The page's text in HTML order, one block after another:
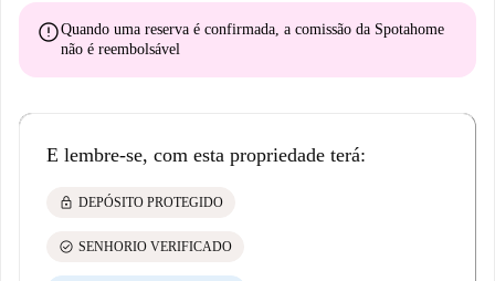
errorQuando uma reserva é confirmada, a comissão da Spotahome
não é reembolsável
E lembre-se, com esta propriedade terá:
lock DEPÓSITO PROTEGIDO
check_circle SENHORIO VERIFICADO